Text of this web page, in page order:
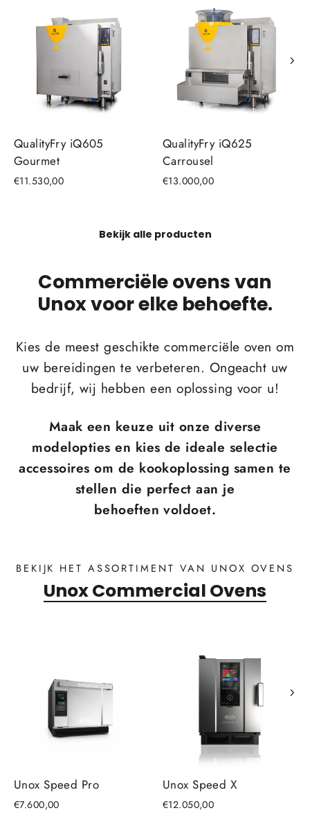
QualityFry iQ605
Gourmet
€11.530,00
QualityFry iQ625
Carrousel
€13.000,00
Bekijk alle producten
Commerciële ovens van
Unox voor elke behoefte.
Kies de meest geschikte commerciële oven om
uw bereidingen te verbeteren. Ongeacht uw
bedrijf, wij hebben een oplossing voor u!
Maak een keuze uit onze diverse
modelopties en kies de ideale selectie
accessoires om de kookoplossing samen te
stellen die perfect aan je
behoeften voldoet.
BEKIJK HET ASSORTIMENT VAN UNOX OVENS
Unox Commercial Ovens
Unox Speed Pro
€7.600,00
Unox Speed X
€12.050,00